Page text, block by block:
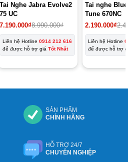
Tai Nghe Jabra Evolve2
75 UC
7.190.000₫8.990.000₫
Liên hệ Hotline0914 212 616
để được hỗ trợ giáTốt Nhất
Tai nghe
Tune 670NC
2.190.000₫
Liên hệ Hotline
để được hỗ trợ
SẢN PHẨM
CHÍNH HÃNG
HỖ TRỢ 24/7
CHUYÊN NGHIỆP